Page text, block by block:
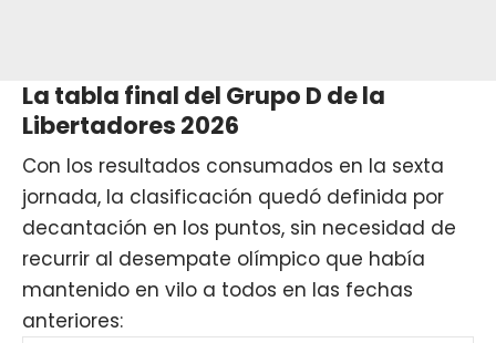
La tabla final del Grupo D de la
Libertadores 2026
Con los resultados consumados en la sexta
jornada, la clasificación quedó definida por
decantación en los puntos, sin necesidad de
recurrir al desempate olímpico que había
mantenido en vilo a todos en las fechas
anteriores: